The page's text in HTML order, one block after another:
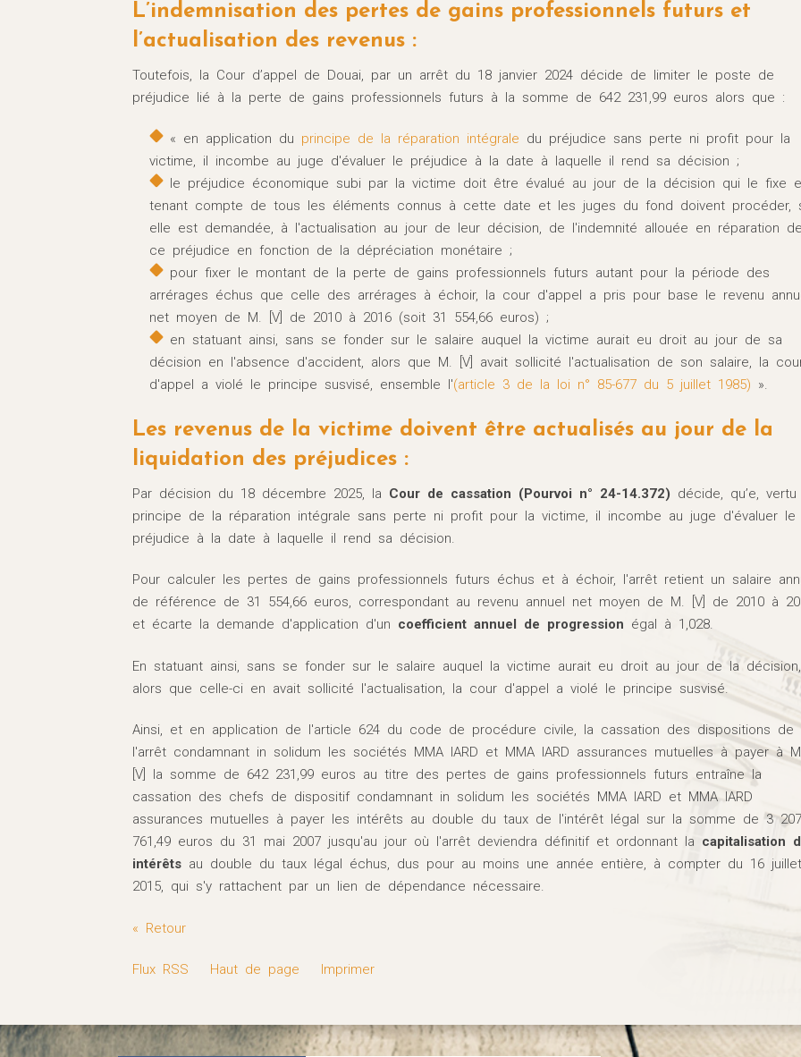
L’indemnisation des pertes de gains professionnels futurs et
l’actualisation des revenus :
Toutefois, la Cour d’appel de Douai, par un arrêt du 18 janvier 2024 décide de limiter le poste de
préjudice lié à la perte de gains professionnels futurs à la somme de 642 231,99 euros alors que :
« en application du principe de la réparation intégrale du préjudice sans perte ni profit pour la
victime, il incombe au juge d'évaluer le préjudice à la date à laquelle il rend sa décision ;
le préjudice économique subi par la victime doit être évalué au jour de la décision qui le fixe
tenant compte de tous les éléments connus à cette date et les juges du fond doivent procéder,
elle est demandée, à l'actualisation au jour de leur décision, de l'indemnité allouée en réparation de
ce préjudice en fonction de la dépréciation monétaire ;
pour fixer le montant de la perte de gains professionnels futurs autant pour la période des
arrérages échus que celle des arrérages à échoir, la cour d'appel a pris pour base le revenu
net moyen de M. [V] de 2010 à 2016 (soit 31 554,66 euros) ;
en statuant ainsi, sans se fonder sur le salaire auquel la victime aurait eu droit au jour de sa
décision en l'absence d'accident, alors que M. [V] avait sollicité l'actualisation de son salaire, la
d'appel a violé le principe susvisé, ensemble l'(article 3 de la loi n° 85-677 du 5 juillet 1985) ».
Les revenus de la victime doivent être actualisés au jour de la
liquidation des préjudices :
Par décision du 18 décembre 2025, la Cour de cassation (Pourvoi n° 24-14.372) décide, qu’e,
principe de la réparation intégrale sans perte ni profit pour la victime, il incombe au juge d'évaluer le
préjudice à la date à laquelle il rend sa décision.
Pour calculer les pertes de gains professionnels futurs échus et à échoir, l'arrêt retient un salaire
de référence de 31 554,66 euros, correspondant au revenu annuel net moyen de M. [V] de 2010 à
et écarte la demande d'application d'un coefficient annuel de progression égal à 1,028.
En statuant ainsi, sans se fonder sur le salaire auquel la victime aurait eu droit au jour de la décision,
alors que celle-ci en avait sollicité l'actualisation, la cour d'appel a violé le principe susvisé.
Ainsi, et en application de l'article 624 du code de procédure civile, la cassation des dispositions de
l'arrêt condamnant in solidum les sociétés MMA IARD et MMA IARD assurances mutuelles à payer à
[V] la somme de 642 231,99 euros au titre des pertes de gains professionnels futurs entraîne la
cassation des chefs de dispositif condamnant in solidum les sociétés MMA IARD et MMA IARD
assurances mutuelles à payer les intérêts au double du taux de l'intérêt légal sur la somme de 3 207
761,49 euros du 31 mai 2007 jusqu'au jour où l'arrêt deviendra définitif et ordonnant la capitalisation
intérêts au double du taux légal échus, dus pour au moins une année entière, à compter du 16 juillet
2015, qui s'y rattachent par un lien de dépendance nécessaire.
« Retour
Flux RSS Haut de page Imprimer
ACTUALITÉS
JURIDIQUES
Mardi 27 Août 2024
d’un accident mortel de la...